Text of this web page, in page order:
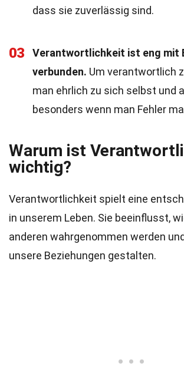
dass sie zuverlässig sind.
03
Verantwortlichkeit ist eng mit
verbunden. Um verantwortlich
man ehrlich zu sich selbst und
besonders wenn man Fehler
Warum ist
wichtig?
Verantwortlichkeit spielt eine
in unserem Leben. Sie beeinflusst,
anderen wahrgenommen werden
unsere Beziehungen gestalten.